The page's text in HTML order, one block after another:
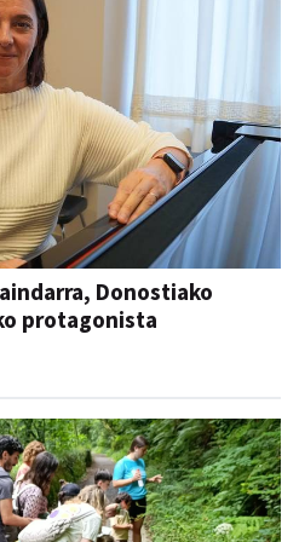
Donostiako
protagonista